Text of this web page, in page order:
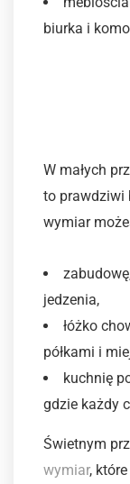
biurka i
W małych
to prawdziwi
wymiar
jedzenia,
łóżko
półkami i
kuchnię
gdzie każdy
Świetnym
wymiar,